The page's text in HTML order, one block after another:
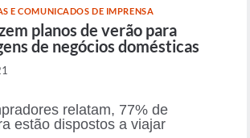
E COMUNICADOS DE IMPRENSA
planos de verão para
de negócios domésticas
relatam, 77% de
estão dispostos a viajar